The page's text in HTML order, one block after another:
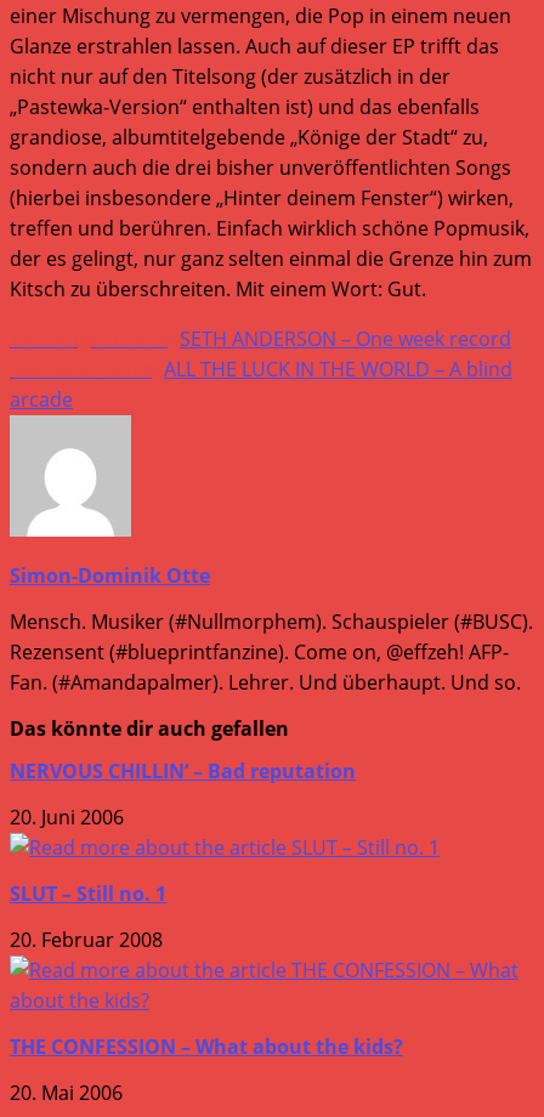
einer Mischung zu vermengen, die Pop in einem neuen
Glanze erstrahlen lassen. Auch auf dieser EP trifft das
nicht nur auf den Titelsong (der zusätzlich in der
„Pastewka-Version“ enthalten ist) und das ebenfalls
grandiose, albumtitelgebende „Könige der Stadt“ zu,
sondern auch die drei bisher unveröffentlichten Songs
(hierbei insbesondere „Hinter deinem Fenster“) wirken,
treffen und berühren. Einfach wirklich schöne Popmusik,
der es gelingt, nur ganz selten einmal die Grenze hin zum
Kitsch zu überschreiten. Mit einem Wort: Gut.
Weitere
Artikel
ansehen
SETH ANDERSON – One week record
ALL THE LUCK IN THE WORLD – A blind
arcade
Simon-Dominik Otte
Mensch. Musiker (#Nullmorphem). Schauspieler (#BUSC).
Rezensent (#blueprintfanzine). Come on, @effzeh! AFP-
Fan. (#Amandapalmer). Lehrer. Und überhaupt. Und so.
Das könnte dir auch gefallen
NERVOUS CHILLIN‘ – Bad reputation
20. Juni 2006
SLUT – Still no. 1
20. Februar 2008
THE CONFESSION – What about the kids?
20. Mai 2006